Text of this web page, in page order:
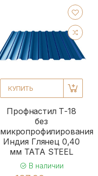
КУПИТЬ
Профнастил Т-18
без
микропрофилирования
Индия Глянец 0,40
мм TATA STEEL
В наличии